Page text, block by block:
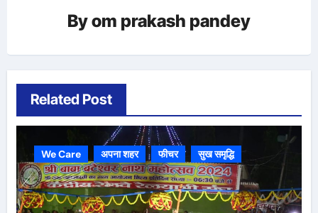
Byom prakash pandey
Related Post
We Care अपना शहर फीचर सुख समृद्धि